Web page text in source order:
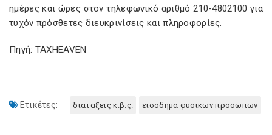
ημέρες και ώρες στον τηλεφωνικό αριθμό 210-4802100 για
τυχόν πρόσθετες διευκρινίσεις και πληροφορίες.
Πηγή: TAXHEAVEN
Ετικέτες: διαταξεις κ.β.ς. εισοδημα φυσικων προσωπων